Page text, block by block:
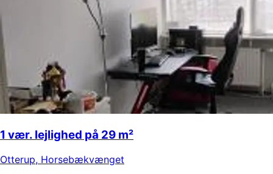
1 vær. lejlighed på 29 m²
Otterup, Horsebækvænget